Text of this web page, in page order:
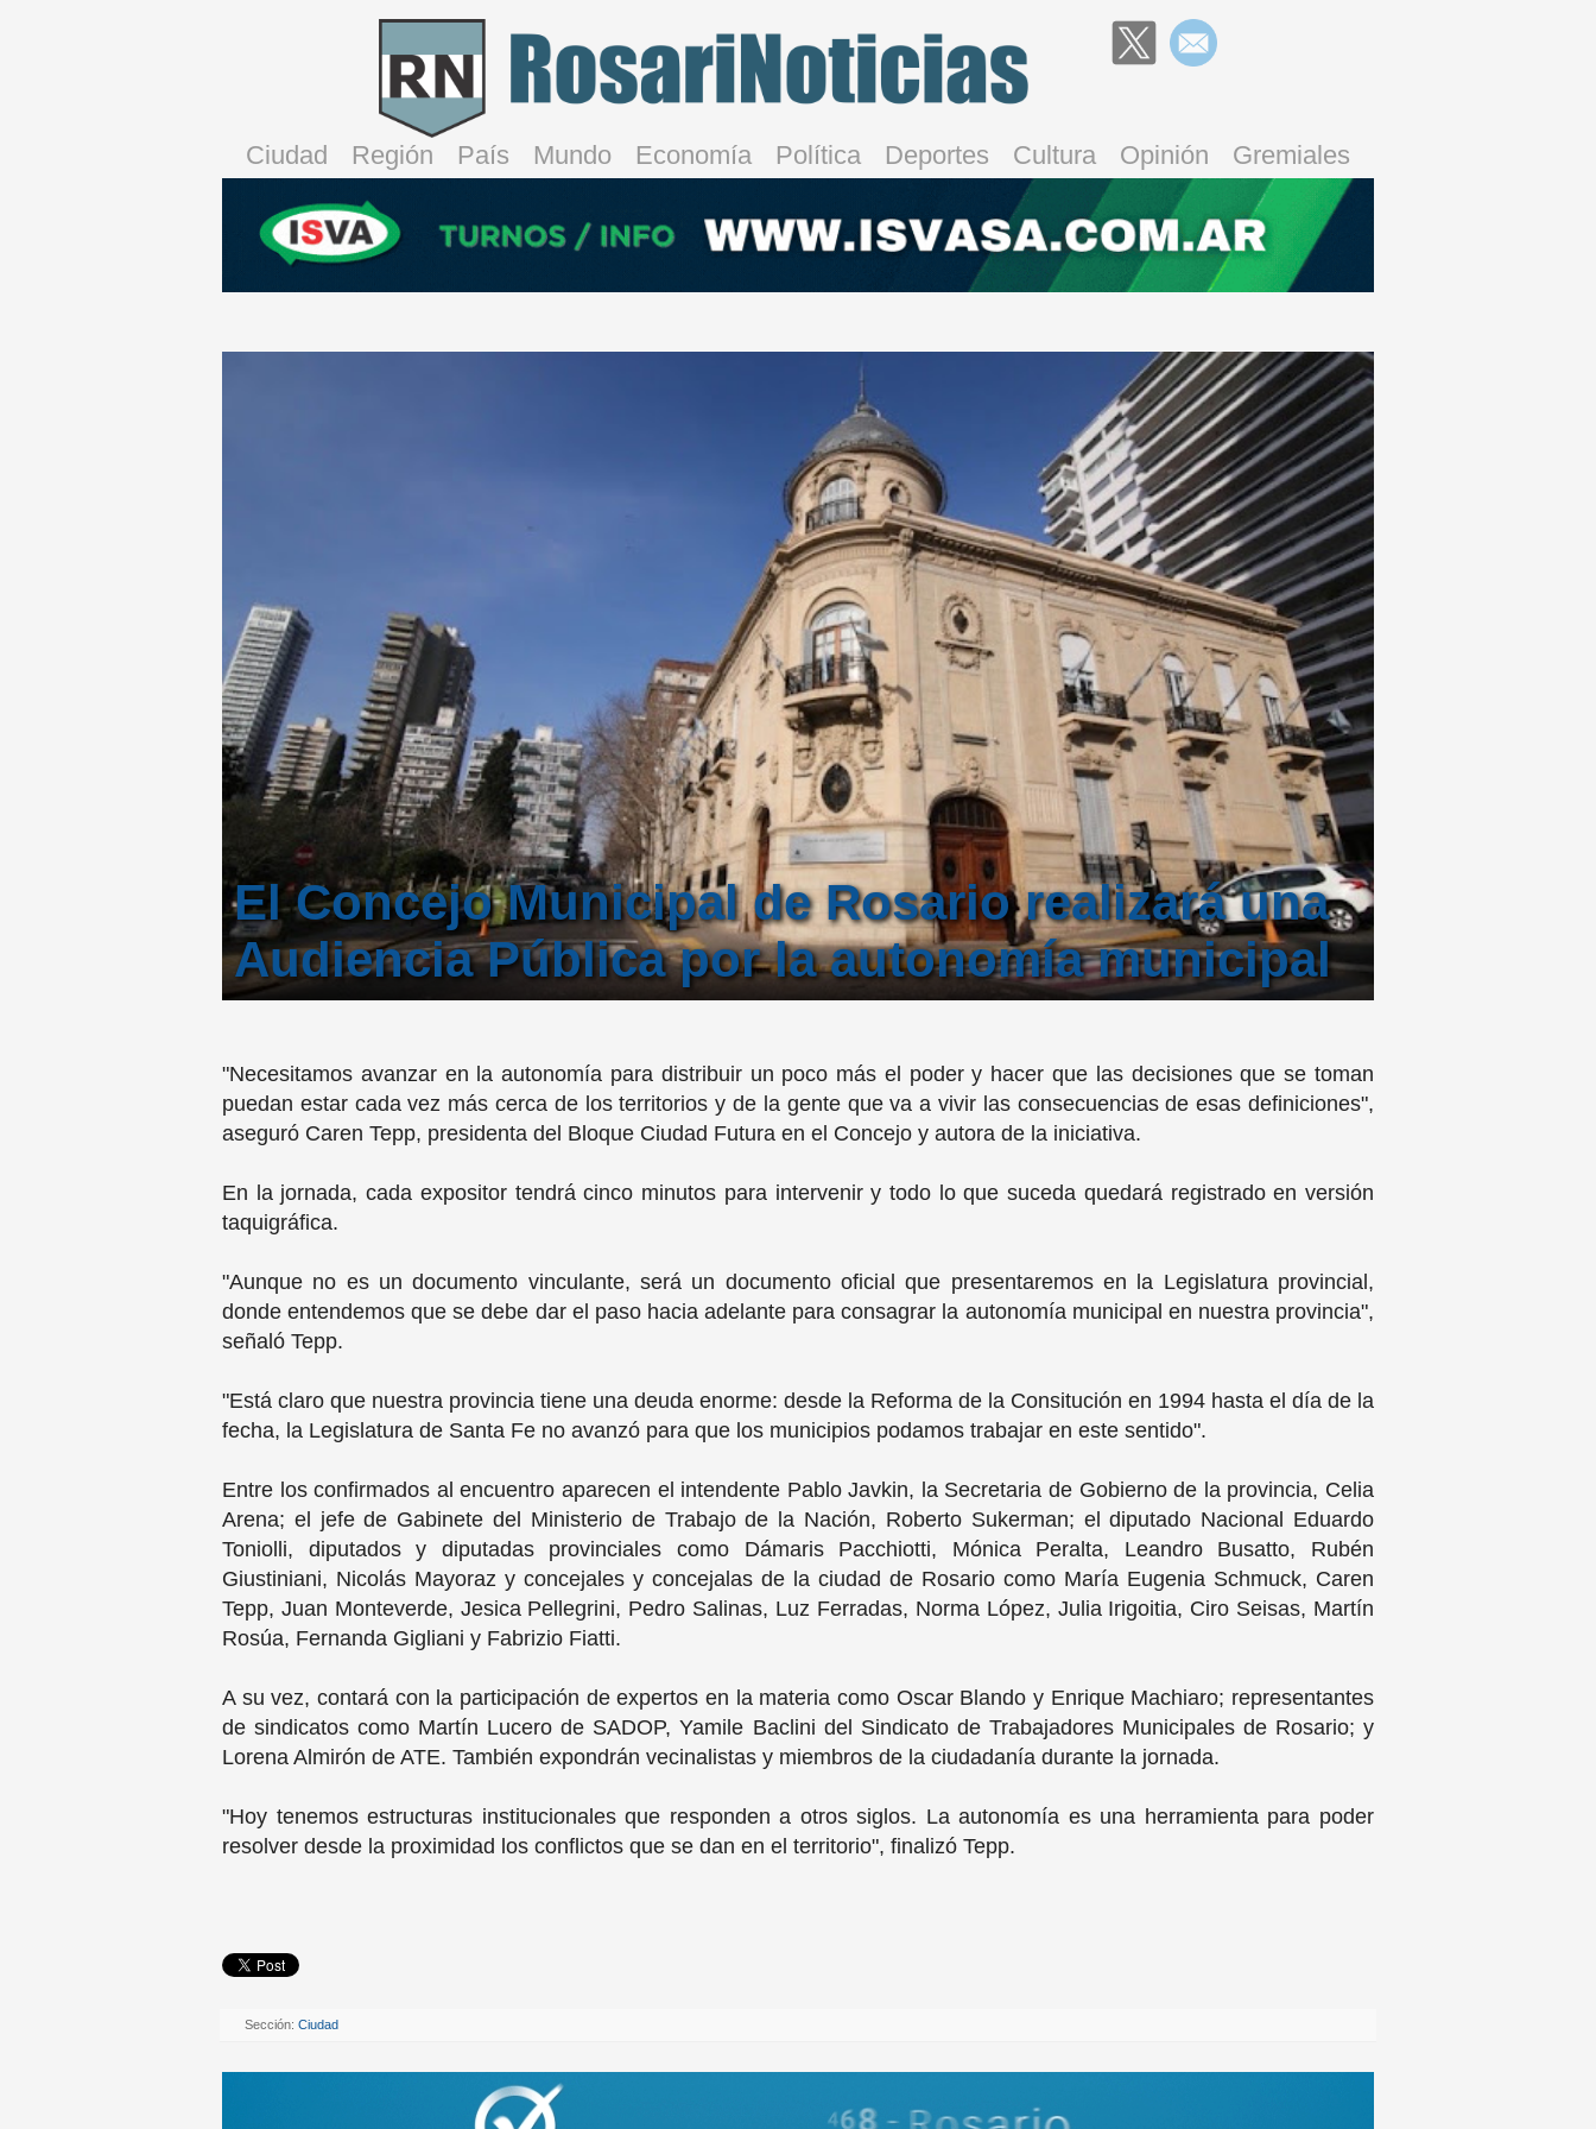
Ciudad Región País Mundo Economía Política Deportes Cultura Opinión Gremiales
El Concejo Municipal de Rosario realizará una
Audiencia Pública por la autonomía municipal
"Necesitamos avanzar en la autonomía para distribuir un poco más el poder y hacer que las decisiones que se toman
puedan estar cada vez más cerca de los territorios y de la gente que va a vivir las consecuencias de esas definiciones",
aseguró Caren Tepp, presidenta del Bloque Ciudad Futura en el Concejo y autora de la iniciativa.
En la jornada, cada expositor tendrá cinco minutos para intervenir y todo lo que suceda quedará registrado en versión
taquigráfica.
"Aunque no es un documento vinculante, será un documento oficial que presentaremos en la Legislatura provincial,
donde entendemos que se debe dar el paso hacia adelante para consagrar la autonomía municipal en nuestra provincia",
señaló Tepp.
"Está claro que nuestra provincia tiene una deuda enorme: desde la Reforma de la Consitución en 1994 hasta el día de la
fecha, la Legislatura de Santa Fe no avanzó para que los municipios podamos trabajar en este sentido".
Entre los confirmados al encuentro aparecen el intendente Pablo Javkin, la Secretaria de Gobierno de la provincia, Celia
Arena; el jefe de Gabinete del Ministerio de Trabajo de la Nación, Roberto Sukerman; el diputado Nacional Eduardo
Toniolli, diputados y diputadas provinciales como Dámaris Pacchiotti, Mónica Peralta, Leandro Busatto, Rubén
Giustiniani, Nicolás Mayoraz y concejales y concejalas de la ciudad de Rosario como María Eugenia Schmuck, Caren
Tepp, Juan Monteverde, Jesica Pellegrini, Pedro Salinas, Luz Ferradas, Norma López, Julia Irigoitia, Ciro Seisas, Martín
Rosúa, Fernanda Gigliani y Fabrizio Fiatti.
A su vez, contará con la participación de expertos en la materia como Oscar Blando y Enrique Machiaro; representantes
de sindicatos como Martín Lucero de SADOP, Yamile Baclini del Sindicato de Trabajadores Municipales de Rosario; y
Lorena Almirón de ATE. También expondrán vecinalistas y miembros de la ciudadanía durante la jornada.
"Hoy tenemos estructuras institucionales que responden a otros siglos. La autonomía es una herramienta para poder
resolver desde la proximidad los conflictos que se dan en el territorio", finalizó Tepp.
Sección: Ciudad